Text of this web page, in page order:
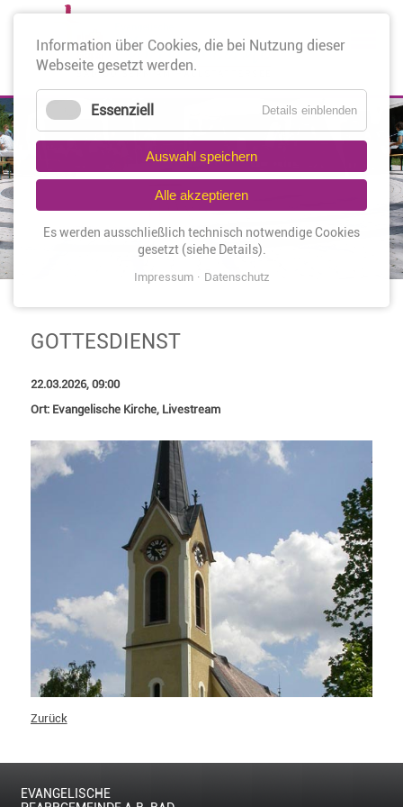
GOTTESDIENST
22.03.2026, 09:00
Ort: Evangelische Kirche, Livestream
Zurück
EVANGELISCHE
Information über Cookies, die bei Nutzung dieser
Webseite gesetzt werden.
Essenziell Details einblenden
Auswahl speichern
Alle akzeptieren
Es werden ausschließlich technisch notwendige Cookies
gesetzt (siehe Details).
Impressum Datenschutz